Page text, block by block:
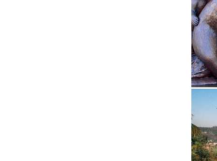
Символ
Собаки
наши.
Купить